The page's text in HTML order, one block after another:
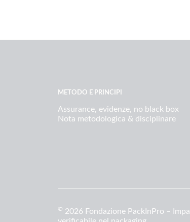
METODO E PRINCIPI
Assurance, evidenze, no black box
Nota metodologica & disciplinare
© 2026 Fondazione PackInPro –